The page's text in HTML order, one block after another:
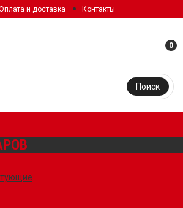
и доставка Контакты
Поиск
0